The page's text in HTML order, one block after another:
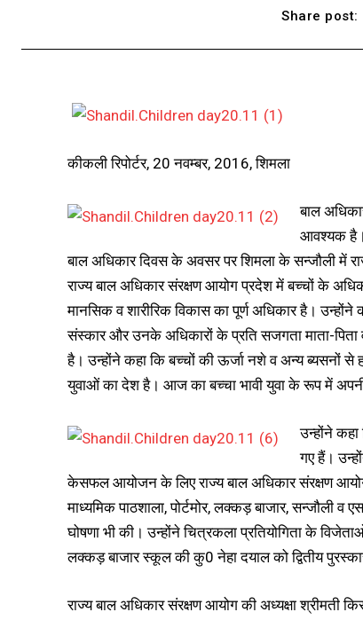
Share post:
कीकली रिपोर्टर, 20 नवम्बर, 2016, शिमला
बाल
आवश्यक है।
बाल अधिकार दिवस के अवसर पर शिमला के सन्जौली में
राज्य बाल अधिकार संरक्षण आयोग प्रदेश में बच्चों के
मानसिक व शारीरिक विकास का पूर्ण अधिकार है।
संस्कार और उनके अधिकारों के प्रति सजगता माता-पिता
है। उन्होंने कहा कि बच्चों की ऊर्जा नशे व अन्य ब्यसनों से
युवाओं का देश है। आज का बच्चा भावी युवा के रूप में अपनी
उन्होंने
गए हैं।
केसफल आयोजन के लिए राज्य बाल अधिकार संरक्षण
माध्यमिक पाठशाला, पोर्टमोर, लक्कड़ बाजार, सन्जौली
घोषणा भी की। उन्होंने चित्रकला प्रतियोगिता के
लक्कड़ बाजार स्कूल की कु0 नेहा दयाल को द्वितीय
राज्य बाल अधिकार संरक्षण आयोग की अध्यक्षा श्रीमती